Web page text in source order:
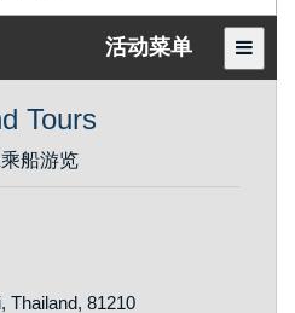
活动菜单
Tours
船游览
Thailand, 81210